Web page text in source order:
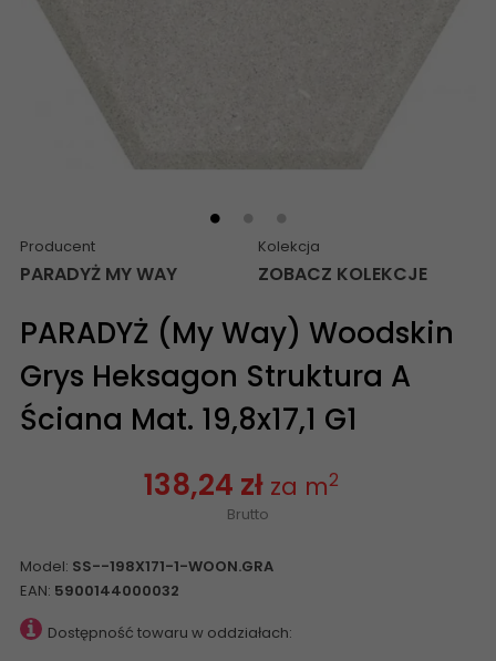
Producent
PARADYŻ MY WAY
Kolekcja
ZOBACZ KOLEKCJE
PARADYŻ (My Way) Woodskin
Grys Heksagon Struktura A
Ściana Mat. 19,8x17,1 G1
138,24 zł za m2
Brutto
Model: SS--198X171-1-WOON.GRA
EAN: 5900144000032
Dostępność towaru w oddziałach: